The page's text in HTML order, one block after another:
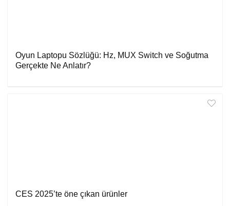
Oyun Laptopu Sözlüğü: Hz, MUX Switch ve Soğutma
Gerçekte Ne Anlatır?
CES 2025’te öne çıkan ürünler